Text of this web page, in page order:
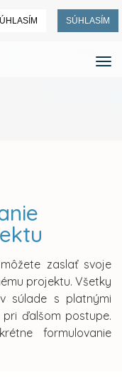
SÚHLASÍM
zaslať svoje
projektu. Všetky
súlade s platnými
ďalšom postupe.
formulovanie